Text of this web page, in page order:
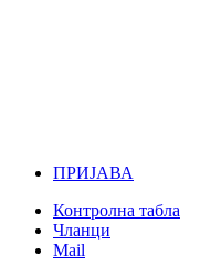
ПРИЈАВА
Контролна табла
Чланци
Mail